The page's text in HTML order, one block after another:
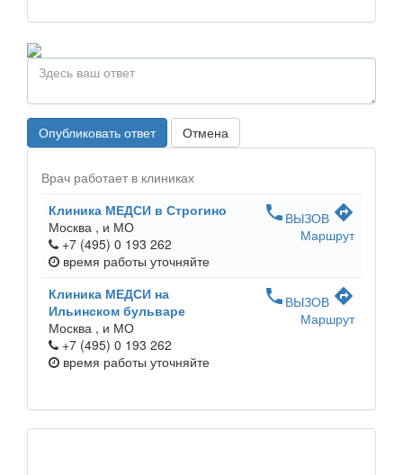
Опубликовать ответ Отмена
Врач работает в клиниках
Клиника МЕДСИ в Строгино
Москва , и МО
+7 (495) 0 193 262
время работы уточняйте
phone ВЫЗОВ directions
Маршрут
Клиника МЕДСИ на
Ильинском бульваре
Москва , и МО
+7 (495) 0 193 262
время работы уточняйте
phone ВЫЗОВ directions
Маршрут